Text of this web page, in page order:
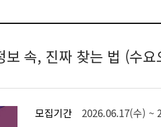
속, 진짜 찾는 법 (수
모집기간
2026.06.17(수) ~